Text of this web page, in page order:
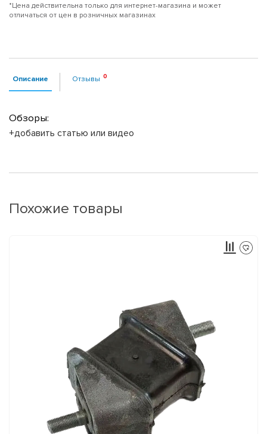
*Цена действительна только для интернет-магазина и может
отличаться от цен в розничных магазинах
Описание Отзывы
Обзоры:
+добавить статью или видео
Похожие товары